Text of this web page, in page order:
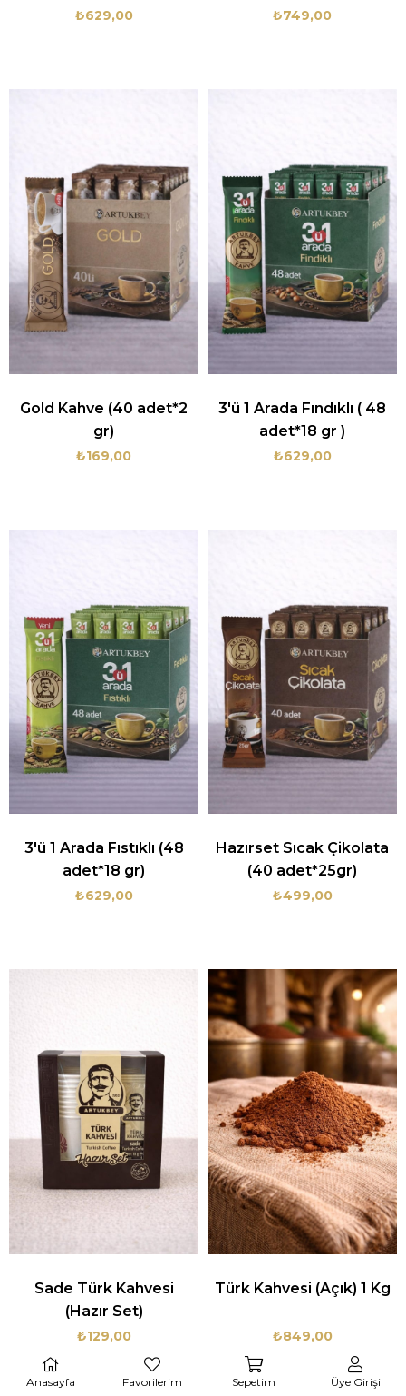
₺629,00
Adet*18 gr)
₺749,00
Gold Kahve (40 adet*2
gr)
₺169,00
3'ü 1 Arada Fındıklı ( 48
adet*18 gr )
₺629,00
3'ü 1 Arada Fıstıklı (48
adet*18 gr)
₺629,00
Hazırset Sıcak Çikolata
(40 adet*25gr)
₺499,00
Sade Türk Kahvesi
(Hazır Set)
₺129,00
Türk Kahvesi (Açık) 1 Kg
₺849,00
Anasayfa Favorilerim Sepetim Üye Girişi